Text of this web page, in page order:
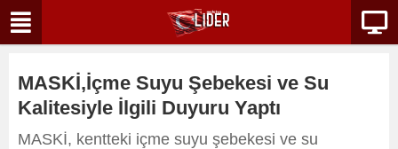
MASKİ,İçme Suyu Şebekesi ve Su
Kalitesiyle İlgili Duyuru Yaptı
MASKİ, kentteki içme suyu şebekesi ve su